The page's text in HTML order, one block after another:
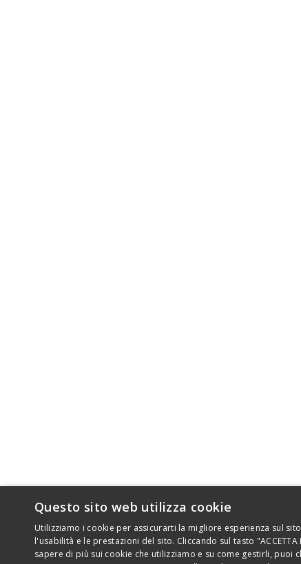
Questo sito web utilizza cookie
Utilizziamo i cookie per assicurarti la migliore esperienza sul
l'usabilità e le prestazioni del sito. Cliccando sul tasto
sapere di più sui cookie che utilizziamo e su come gestirli, puoi